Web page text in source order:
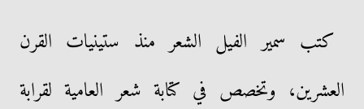
كتب سمير الفيل الشعر منذ ستينيات القرن
العشرين، وتخصص في كتابة شعر العامية لقرابة